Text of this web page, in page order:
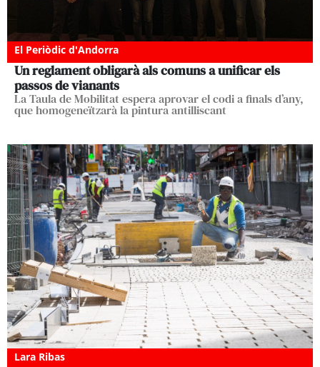
El Periòdic d'Andorra
Un reglament obligarà als comuns a unificar els
passos de vianants
La Taula de Mobilitat espera aprovar el codi a finals d’any,
que homogeneïtzarà la pintura antilliscant
Lara Ribas